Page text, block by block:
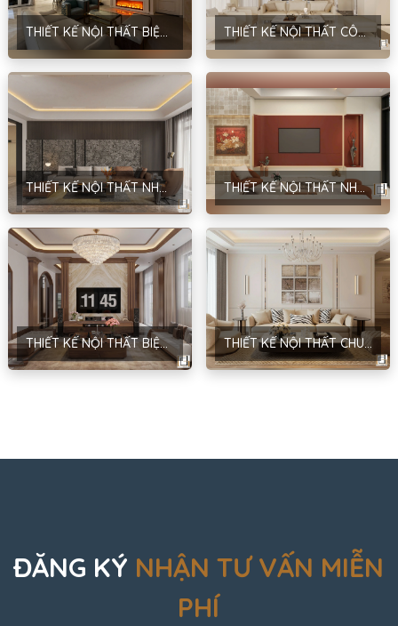
THIẾT KẾ NỘI THẤT BIỆT THỰ – PHONG CÁCH TÂN CỔ ĐIỂN – NHA TRANG THIẾT KẾ NỘI THẤT CÔNG TRÌNH PARK RIVER 167 – PHONG CÁCH HIỆN ĐẠI – ANH THẮNG – HƯNG YÊN
THIẾT KẾ NỘI THẤT NHÀ Ở DÂN DỤNG – PHONG CÁCH HIỆN ĐẠI & TRADITIONAL – ANH ĐĂNG – NAM ĐỊNH THIẾT KẾ NỘI THẤT NHÀ Ở GIA ĐÌNH – PHONG CÁCH HIỆN ĐẠI – ANH GIANG – HẢI DƯƠNG
THIẾT KẾ NỘI THẤT BIỆT THỰ SÂN VƯỜN – PHONG CÁCH NEOCLASSIC – ANH HUY THIẾT KẾ NỘI THẤT CHUNG CƯ MANDARIN GARDEN – PHONG CÁCH NEOCLASSIC – ANH BÂN
ĐĂNG KÝ NHẬN TƯ VẤN MIỄN
PHÍ